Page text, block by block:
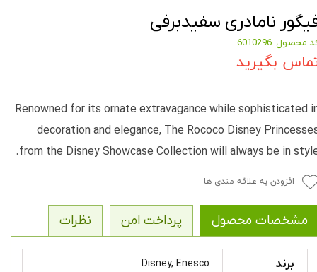
نامادری سفیدبرفی
محصول: 6010296
بگیرید
Renowned for its ornate extravagance while sophisticated
decoration and elegance, The Rococo Disney
from the Disney Showcase Collection will always be in
افزودن به علاقه مندی ها
مشخصات محصول پرداخت امن نظرات
برند Disney, Enesco